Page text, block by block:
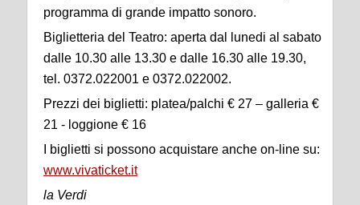
programma di grande impatto sonoro.
Biglietteria del Teatro: aperta dal lunedi al sabato
dalle 10.30 alle 13.30 e dalle 16.30 alle 19.30,
tel. 0372.022001 e 0372.022002.
Prezzi dei biglietti: platea/palchi € 27 – galleria €
21 - loggione € 16
I biglietti si possono acquistare anche on-line su:
www.vivaticket.it
la Verdi